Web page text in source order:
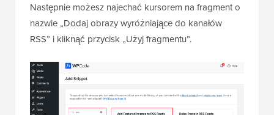
Następnie możesz najechać kursorem na fragment o
nazwie „Dodaj obrazy wyróżniające do kanałów
RSS” i kliknąć przycisk „Użyj fragmentu”.